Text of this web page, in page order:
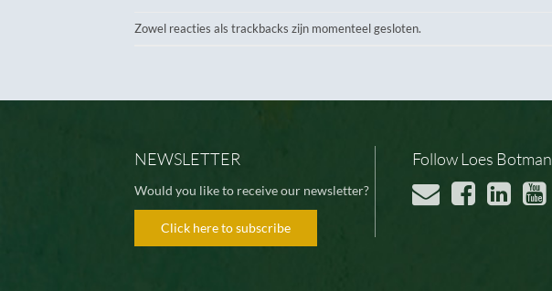
Zowel reacties als trackbacks zijn momenteel gesloten.
NEWSLETTER
Would you like to receive our newsletter?
Click here to subscribe
Follow Loes Botman